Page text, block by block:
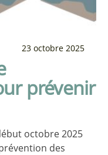
23 octobre 2025
prévenir
octobre 2025
des